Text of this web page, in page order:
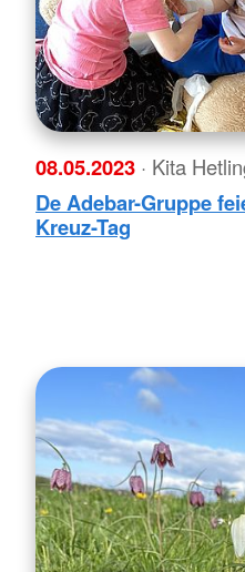
08.05.2023 · Kita
De Adebar-Gruppe
Kreuz-Tag